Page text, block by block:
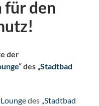
für den
der
“ des „Stadtbad
des „Stadtbad